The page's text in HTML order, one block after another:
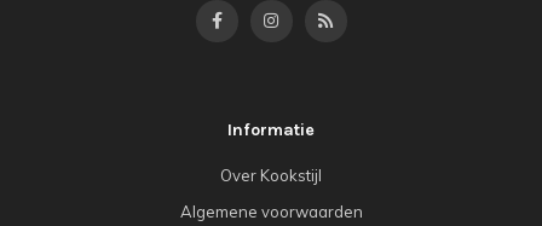
Informatie
Over Kookstijl
Algemene voorwaarden